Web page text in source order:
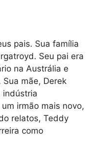
pais. Sua família
Seu pai era
na Austrália e
mãe, Derek
indústria
irmão mais novo,
relatos, Teddy
como